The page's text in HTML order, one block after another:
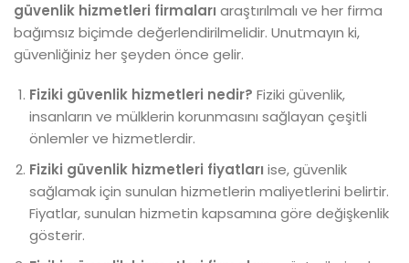
güvenlik hizmetleri firmaları araştırılmalı ve her firma
bağımsız biçimde değerlendirilmelidir. Unutmayın ki,
güvenliğiniz her şeyden önce gelir.
Fiziki güvenlik hizmetleri nedir? Fiziki güvenlik,
insanların ve mülklerin korunmasını sağlayan çeşitli
önlemler ve hizmetlerdir.
Fiziki güvenlik hizmetleri fiyatları ise, güvenlik
sağlamak için sunulan hizmetlerin maliyetlerini belirtir.
Fiyatlar, sunulan hizmetin kapsamına göre değişkenlik
gösterir.